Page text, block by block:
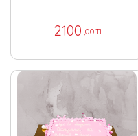
2100 ,00 TL